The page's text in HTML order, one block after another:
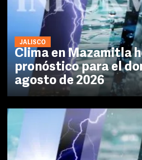
JALISCO
Clima en Mazamitla
pronóstico para el
agosto de 2026